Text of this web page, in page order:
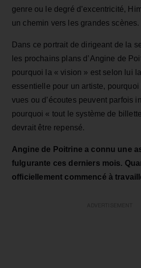
genre ou le degré d’excentricité,
un chemin vers les grandes scènes.
Dans ce portrait de dirigeant de la
les prochains plans d’Angine de
pourquoi la « vision » est selon lui
essentielle pour un artiste, pourquoi
vues ou d’écoutes peuvent parfois
pourquoi « tout le système de
devrait être repensé.
Angine de Poitrine a connu une
fulgurante ces derniers mois.
officiellement commencé à